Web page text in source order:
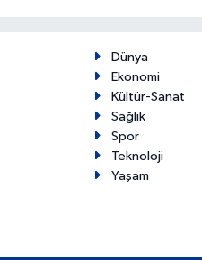
Dünya
Ekonomi
Kültür-Sanat
Sağlık
Spor
Teknoloji
Yaşam